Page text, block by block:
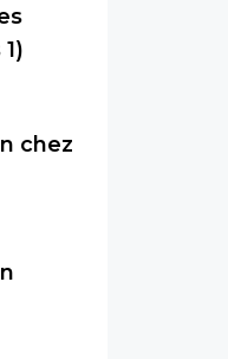
chez